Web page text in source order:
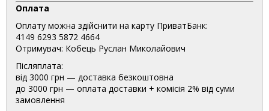
Оплата
Оплату можна здійснити на карту ПриватБанк:
4149 6293 5872 4664
Отримувач: Кобець Руслан Миколайович
Післяплата:
від 3000 грн — доставка безкоштовна
до 3000 грн — оплата доставки + комісія 2% від суми
замовлення